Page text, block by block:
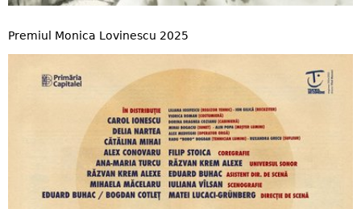
Premiul Monica Lovinescu 2025